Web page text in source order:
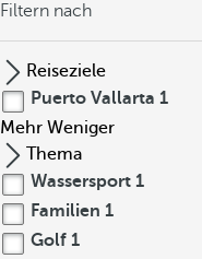
Filtern nach
Reiseziele
Puerto Vallarta 1
Mehr Weniger
Thema
Wassersport 1
Familien 1
Golf 1